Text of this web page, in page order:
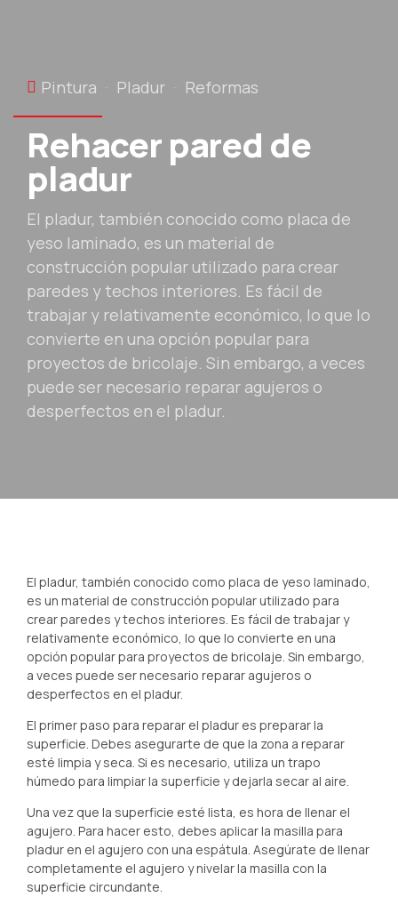
Pintura Pladur Reformas
Rehacer pared de
pladur
El pladur, también conocido como placa de
yeso laminado, es un material de
construcción popular utilizado para crear
paredes y techos interiores. Es fácil de
trabajar y relativamente económico, lo que lo
convierte en una opción popular para
proyectos de bricolaje. Sin embargo, a veces
puede ser necesario reparar agujeros o
desperfectos en el pladur.
El pladur, también conocido como placa de yeso laminado,
es un material de construcción popular utilizado para
crear paredes y techos interiores. Es fácil de trabajar y
relativamente económico, lo que lo convierte en una
opción popular para proyectos de bricolaje. Sin embargo,
a veces puede ser necesario reparar agujeros o
desperfectos en el pladur.
El primer paso para reparar el pladur es preparar la
superficie. Debes asegurarte de que la zona a reparar
esté limpia y seca. Si es necesario, utiliza un trapo
húmedo para limpiar la superficie y dejarla secar al aire.
Una vez que la superficie esté lista, es hora de llenar el
agujero. Para hacer esto, debes aplicar la masilla para
pladur en el agujero con una espátula. Asegúrate de llenar
completamente el agujero y nivelar la masilla con la
superficie circundante.